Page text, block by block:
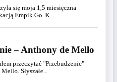
się moja 1,5 miesięczna
Empik Go. K...
– Anthony de Mello
przeczytać "Przebudzenie"
Słyszałe...